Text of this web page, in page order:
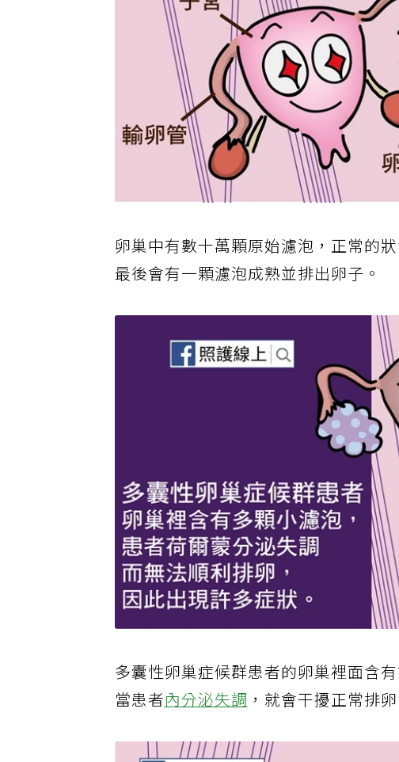
卵巢中有數十萬顆原始濾泡，正常的
最後會有一顆濾泡成熟並排出卵子。
多囊性卵巢症候群患者的卵巢裡面含
當患者內分泌失調 ，就會干擾正常排卵